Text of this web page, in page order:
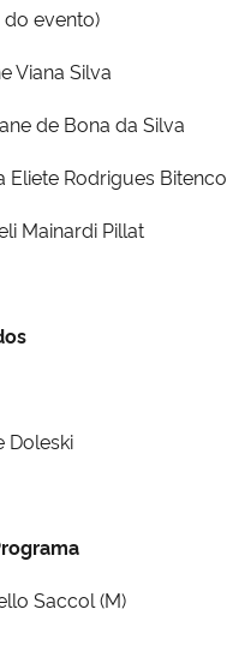
evento)
Viana Silva
de Bona da Silva
Eliete Rodrigues
Mainardi Pillat
Doleski
Saccol (M)